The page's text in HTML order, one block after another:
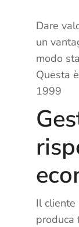
Dare
un
modo
Questa
1999
Il cliente
produca